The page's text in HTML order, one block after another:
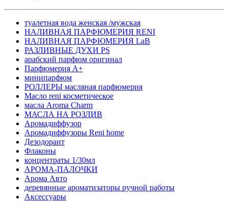
туалетная вода женская /мужская
НАЛИВНАЯ ПАРФЮМЕРИЯ RENI
НАЛИВНАЯ ПАРФЮМЕРИЯ LaB
РАЗЛИВНЫЕ ДУХИ PS
арабский парфюм оригинал
Парфюмерия А+
минипарфюм
РОЛЛЕРЫ масляная парфюмерия
Масло reni косметическое
масла Aroma Charm
МАСЛА НА РОЗЛИВ
Аромадиффузор
Аромадиффузоры Reni home
Дезодорант
Флаконы
концентраты 1/30мл
АРОМА-ПАЛОЧКИ
Арома Авто
деревянные ароматизаторы ручной работы
Аксессуары